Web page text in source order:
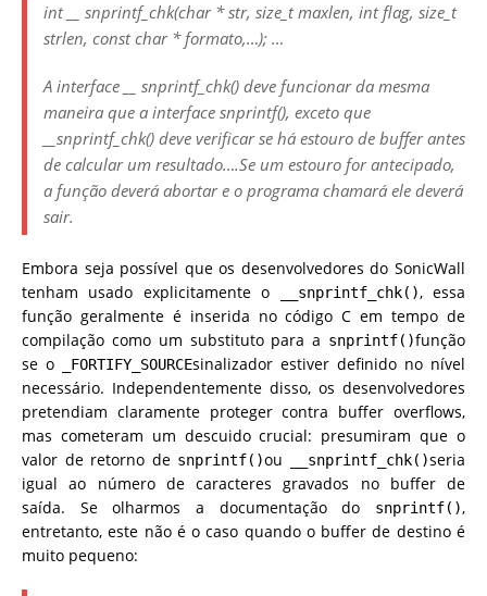
int __
snprintf_chk(char * str, size_t maxlen, int flag, size_t
strlen, const char * formato,…); …
A interface __
snprintf_chk() deve funcionar da mesma
maneira que a interface snprintf(), exceto que
__snprintf_chk() deve verificar se há estouro de buffer antes
de calcular um resultado….Se um estouro for antecipado,
a função deverá abortar e o programa chamará ele deverá
sair.
Embora seja possível que os desenvolvedores do SonicWall
tenham usado explicitamente o
__snprintf_chk(), essa
função geralmente é inserida no código C em tempo de
compilação como um substituto para a snprintf()função
se o
_FORTIFY_SOURCEsinalizador estiver definido no nível
necessário. Independentemente disso, os desenvolvedores
pretendiam claramente proteger contra buffer overflows,
mas cometeram um descuido crucial: presumiram que o
valor de retorno de snprintf()ou __snprintf_chk()seria
igual ao número de caracteres gravados no buffer de
saída. Se olharmos a documentação do
snprintf(),
entretanto, este não é o caso quando o buffer de destino é
muito pequeno: